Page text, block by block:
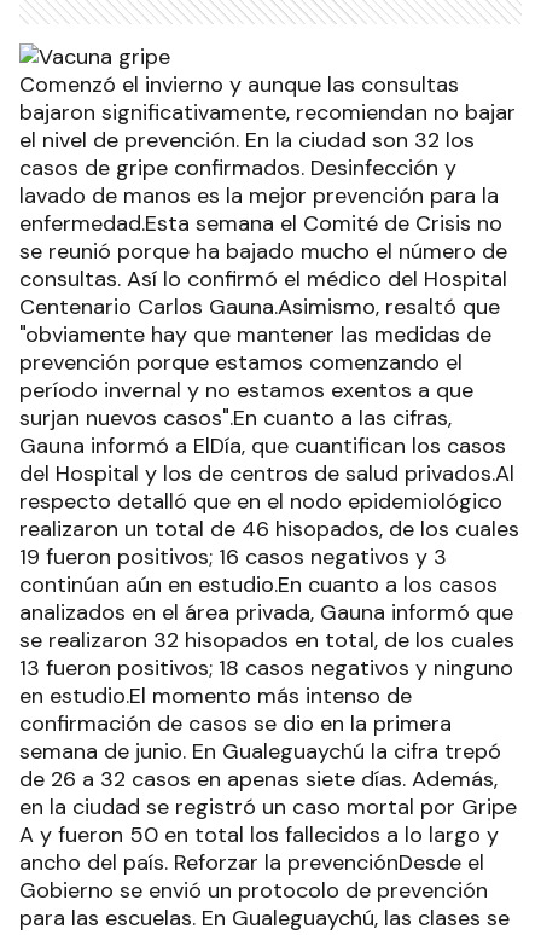
Comenzó el invierno y aunque las consultas
bajaron significativamente, recomiendan no bajar
el nivel de prevención. En la ciudad son 32 los
casos de gripe confirmados. Desinfección y
lavado de manos es la mejor prevención para la
enfermedad.Esta semana el Comité de Crisis no
se reunió porque ha bajado mucho el número de
consultas. Así lo confirmó el médico del Hospital
Centenario Carlos Gauna.Asimismo, resaltó que
"obviamente hay que mantener las medidas de
prevención porque estamos comenzando el
período invernal y no estamos exentos a que
surjan nuevos casos".En cuanto a las cifras,
Gauna informó a ElDía, que cuantifican los casos
del Hospital y los de centros de salud privados.Al
respecto detalló que en el nodo epidemiológico
realizaron un total de 46 hisopados, de los cuales
19 fueron positivos; 16 casos negativos y 3
continúan aún en estudio.En cuanto a los casos
analizados en el área privada, Gauna informó que
se realizaron 32 hisopados en total, de los cuales
13 fueron positivos; 18 casos negativos y ninguno
en estudio.El momento más intenso de
confirmación de casos se dio en la primera
semana de junio. En Gualeguaychú la cifra trepó
de 26 a 32 casos en apenas siete días. Además,
en la ciudad se registró un caso mortal por Gripe
A y fueron 50 en total los fallecidos a lo largo y
ancho del país. Reforzar la prevenciónDesde el
Gobierno se envió un protocolo de prevención
para las escuelas. En Gualeguaychú, las clases se